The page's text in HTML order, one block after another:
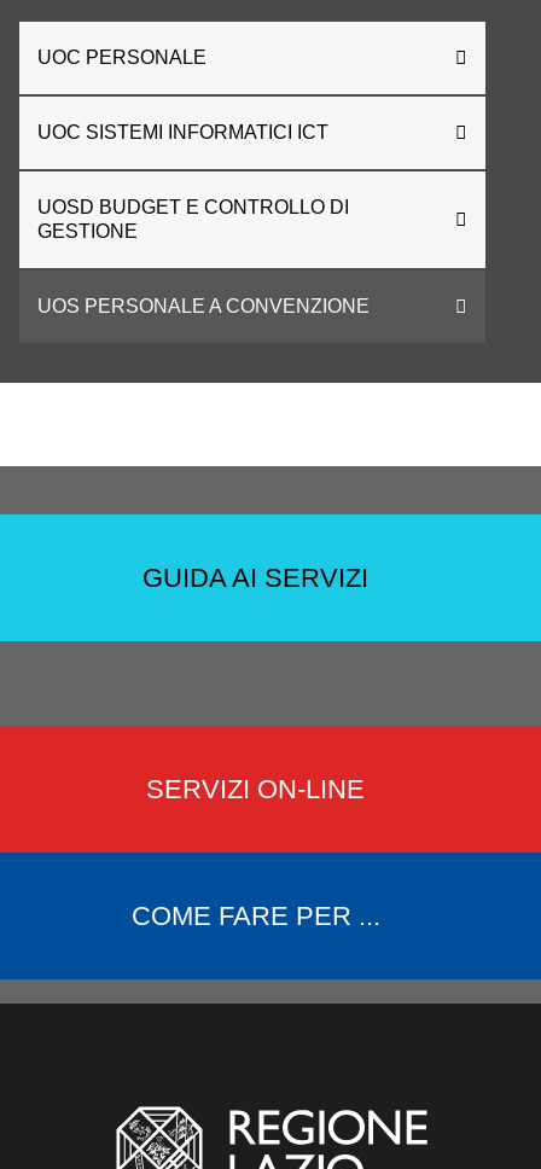
UOC PERSONALE
UOC SISTEMI INFORMATICI ICT
UOSD BUDGET E CONTROLLO DI
GESTIONE
UOS PERSONALE A CONVENZIONE
GUIDA AI SERVIZI
SERVIZI ON-LINE
COME FARE PER ...